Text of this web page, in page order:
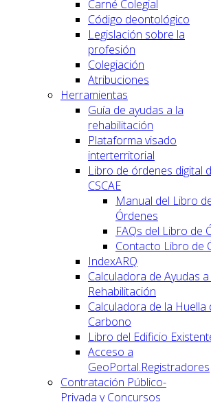
Carné Colegial
Código deontológico
Legislación sobre la
profesión
Colegiación
Atribuciones
Herramientas
Guía de ayudas a la
rehabilitación
Plataforma visado
interterritorial
Libro de órdenes digital
CSCAE
Manual del Libro
Órdenes
FAQs del Libro de
Contacto Libro de
IndexARQ
Calculadora de Ayudas a
Rehabilitación
Calculadora de la Huella
Carbono
Libro del Edificio
Acceso a
GeoPortal.Registradores
Contratación Público-
Privada y Concursos